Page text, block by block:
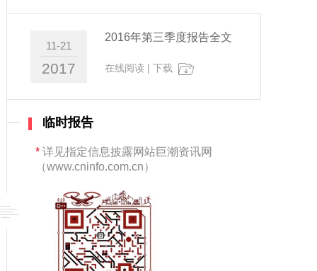
11-21
2017
2016年第三季度报告全文
在线阅读 | 下载
临时报告
*详见指定信息披露网站巨潮资讯网
（www.cninfo.com.cn）